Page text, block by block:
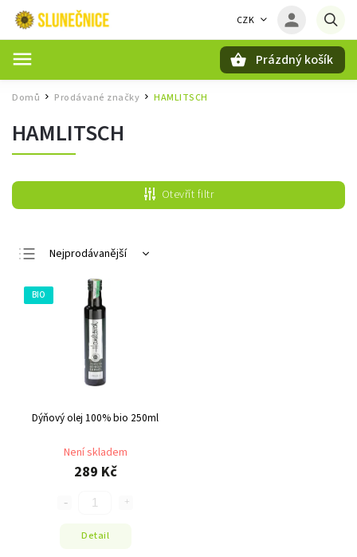
CZK
Prázdný košík
Domů / Prodávané značky / HAMLITSCH
HAMLITSCH
Otevřít filtr
Nejprodávanější
Nejlevnější
Nejdražší
Abecedně
BIO
Dýňový olej 100% bio 250ml
Není skladem
289 Kč
Detail